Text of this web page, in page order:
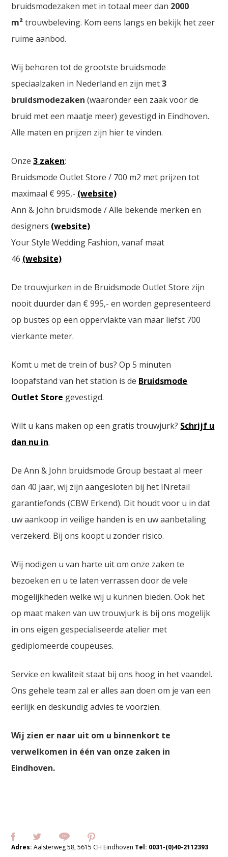
bruidsmodezaken met in totaal meer dan 2000
m²trouwbeleving. Kom eens langs en bekijk het zeer
ruime aanbod.
Wij behoren tot de grootste bruidsmode
speciaalzaken in Nederland en zijn met3
bruidsmodezaken (waaronder een zaak voor de
bruid met een maatje meer) gevestigd in Eindhoven.
Alle maten en prijzen zijn hier te vinden.
Onze3 zaken:
Bruidsmode Outlet Store / 700 m2 met prijzen tot
maximaal € 995,- (website)
Ann & John bruidsmode / Alle bekende merken en
designers (website)
Your Style Wedding Fashion, vanaf maat
46 (website)
De trouwjurken in de Bruidsmode Outlet Store zijn
nooit duurder dan € 995,- en worden gepresenteerd
op bustes op een oppervlakte van maar liefst 700
vierkante meter.
Komt u met de trein of bus? Op 5 minuten
loopafstand van het station is de Bruidsmode
Outlet Store gevestigd.
Wilt u kans maken op een gratis trouwjurk? Schrijf u
dan nu in.
De Ann & John bruidsmode Group bestaat al meer
dan 40 jaar, wij zijn aangesloten bij het INretail
garantiefonds (CBW Erkend). Dit houdt voor u in dat
uw aankoop in veilige handen is en uw aanbetaling
verzekerd. Bij ons koopt u zonder risico.
Wij nodigen u van harte uit om onze zaken te
bezoeken en u te laten verrassen door de vele
mogelijkheden welke wij u kunnen bieden. Ook het
op maat maken van uw trouwjurk is bij ons mogelijk
in ons eigen gespecialiseerde atelier met
gediplomeerde coupeuses.
Service en kwaliteit staat bij ons hoog in het vaandel.
Ons gehele team zal er alles aan doen om je van een
eerlijk en deskundig advies te voorzien.
Wij zien er naar uit om u binnenkort te
verwelkomen in één van onze zaken in
Eindhoven.
Adres:Aalsterweg 58, 5615 CH Eindhoven Tel: 0031-(0)40-2112393